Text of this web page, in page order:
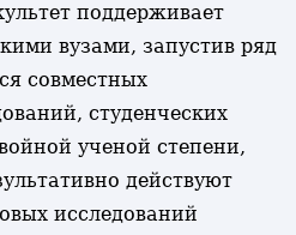
поддерживает
вузами, запустив ряд
совместных
студенческих
ученой степени,
действуют
исследований